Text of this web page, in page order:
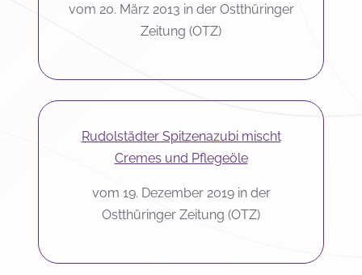
vom 20. März 2013 in der Ostthüringer
Zeitung (OTZ)
Rudolstädter Spitzenazubi mischt
Cremes und Pflegeöle
vom 19. Dezember 2019 in der
Ostthüringer Zeitung (OTZ)